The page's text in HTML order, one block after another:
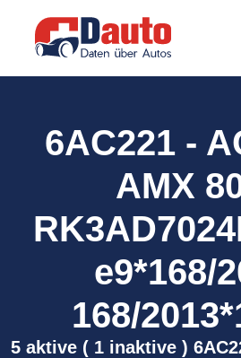
6AC221 -
AMX
e9*168/
168/
5 aktive ( 1 inaktive )